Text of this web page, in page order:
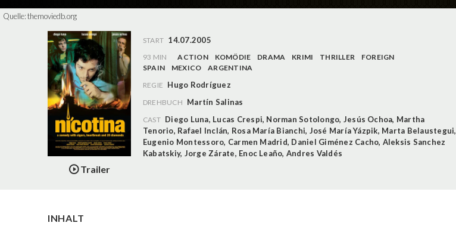
Quelle:themoviedb.org
Trailer
START 14.07.2005
93 MIN ACTION KOMÖDIE DRAMA KRIMI THRILLER
FOREIGN
SPAIN
MEXICO
ARGENTINA
REGIE Hugo Rodríguez
DREHBUCH Martín Salinas
CAST Diego Luna, Lucas Crespi, Norman Sotolongo, Jesús Ochoa, Martha
Tenorio, Rafael Inclán, Rosa María Bianchi, José María Yázpik, Marta Belaustegui,
Eugenio Montessoro, Carmen Madrid, Daniel Giménez Cacho, Aleksis Sanchez
Kabatskiy, Jorge Zárate, Enoc Leaño, Andres Valdés
INHALT